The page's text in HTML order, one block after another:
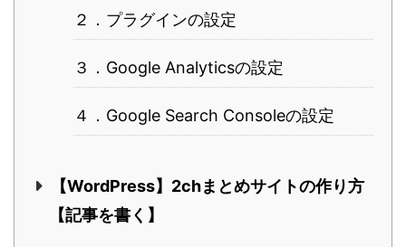
２．プラグインの設定
３．Google Analyticsの設定
４．Google Search Consoleの設定
【WordPress】2chまとめサイトの作り方
【記事を書く】